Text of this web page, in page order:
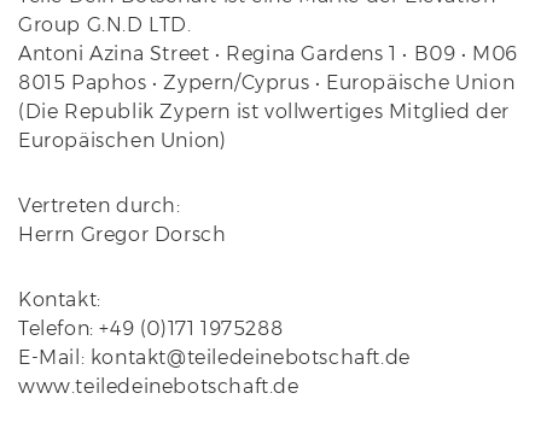
Group G.N.D LTD.
Antoni Azina Street • Regina Gardens 1 • B09 • M06
8015 Paphos • Zypern/Cyprus • Europäische Union
(Die Republik Zypern ist vollwertiges Mitglied der
Europäischen Union)
Vertreten durch:
Herrn Gregor Dorsch
Kontakt:
Telefon: +49 (0)171 1975288
E-Mail: kontakt@teiledeinebotschaft.de
www.teiledeinebotschaft.de